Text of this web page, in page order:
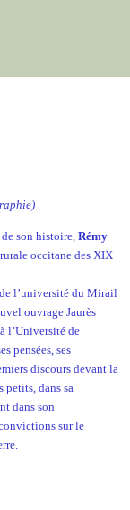
son histoire, Rémy
occitane des XIX
l’université du Mirail
ouvrage Jaurès
l’Université de
pensées, ses
discours devant la
petits, dans sa
dans son
sur le